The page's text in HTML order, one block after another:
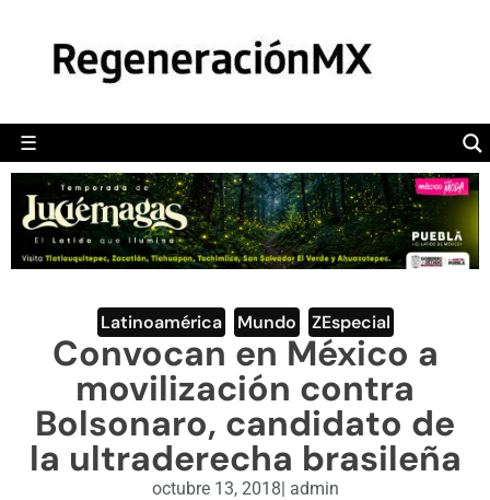
☰
POLÍTICA
CAMALEÓN
OPINIÓN
DEPORTES
ENGLISH SECTION
VIDEOS
Latinoamérica Mundo ZEspecial
Convocan en México a
movilización contra
Bolsonaro, candidato de
la ultraderecha brasileña
octubre 13, 2018| admin